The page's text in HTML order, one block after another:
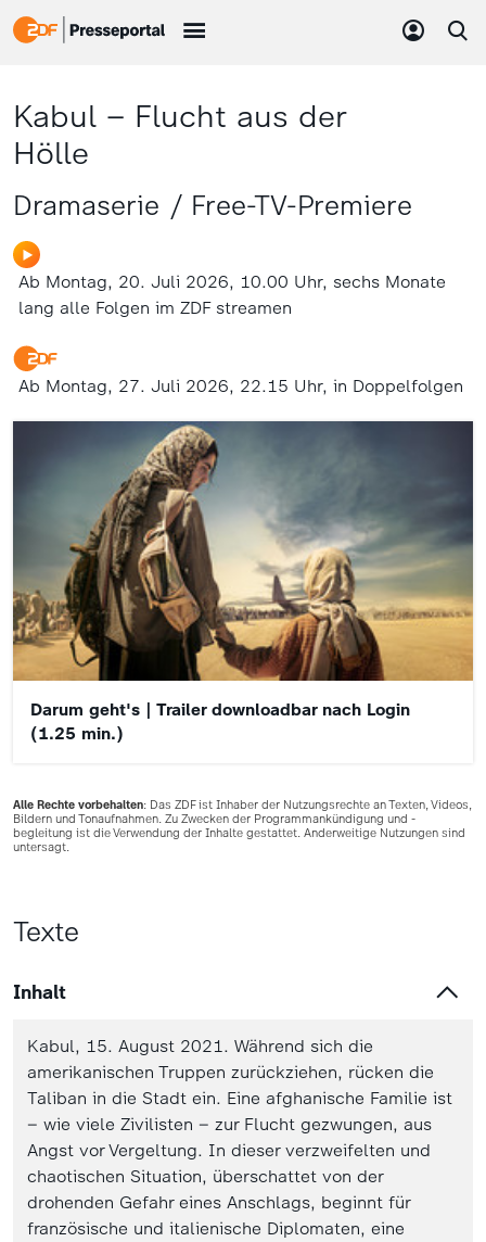
Kabul – Flucht aus der
Hölle
Dramaserie / Free-TV-Premiere
Ab Montag, 20. Juli 2026, 10.00 Uhr, sechs Monate
lang alle Folgen im ZDF streamen
Ab Montag, 27. Juli 2026, 22.15 Uhr, in Doppelfolgen
Darum geht's | Trailer downloadbar nach Login
(1.25 min.)
Alle Rechte vorbehalten: Das ZDF ist Inhaber der Nutzungsrechte an Texten, Videos,
Bildern und Tonaufnahmen. Zu Zwecken der Programmankündigung und -
begleitung ist die Verwendung der Inhalte gestattet. Anderweitige Nutzungen sind
untersagt.
Texte
Inhalt
Kabul, 15. August 2021. Während sich die
amerikanischen Truppen zurückziehen, rücken die
Taliban in die Stadt ein. Eine afghanische Familie ist
– wie viele Zivilisten – zur Flucht gezwungen, aus
Angst vor Vergeltung. In dieser verzweifelten und
chaotischen Situation, überschattet von der
drohenden Gefahr eines Anschlags, beginnt für
französische und italienische Diplomaten, eine